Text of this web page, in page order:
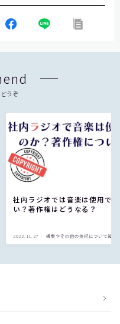
うぞ
社内ラジオでは音楽は使用で
い？著作権はどうなる？
2022.11.27 編集やその他の技術について知り